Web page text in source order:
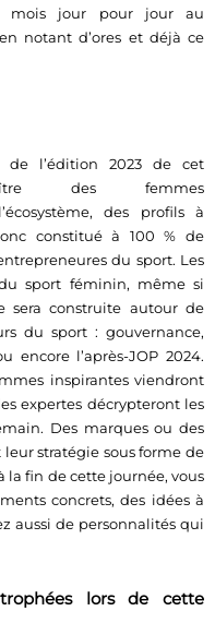
mois jour pour jour au
notant d’ores et déjà ce
de l’édition 2023 de cet
des femmes
des profils à
constitué à 100 % de
du sport. Les
sport féminin, même si
sera construite autour de
du sport : gouvernance,
l’après-JOP 2024.
inspirantes viendront
expertes décrypteront les
Des marques ou des
stratégie sous forme de
la fin de cette journée, vous
concrets, des idées à
aussi de personnalités qui
lors de cette